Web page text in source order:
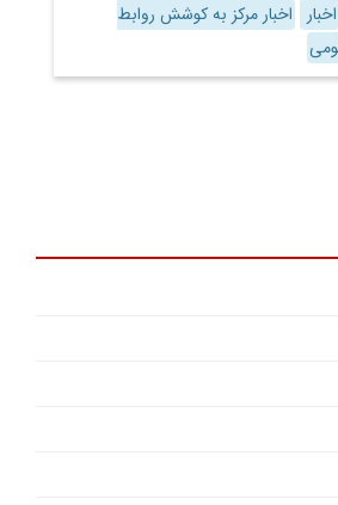
اخبار
اخبار مرکز به کوشش روابط